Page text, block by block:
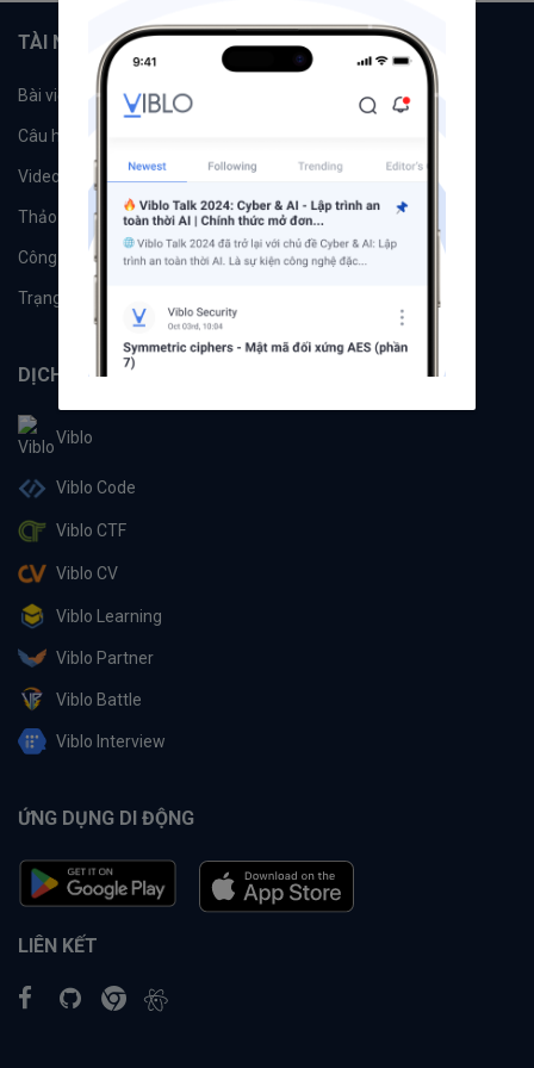
TÀI NGUYÊN
Bài viết
Câu hỏi
Videos Tác giả
Thảo luận Đề xuất hệ thống
Công cụ Machine Learning
Trạng thái hệ thống
DỊCH VỤ
Viblo
Viblo Code
Viblo CTF
Viblo CV
Viblo Learning
Viblo Partner
Viblo Battle
Viblo Interview
ỨNG DỤNG DI ĐỘNG
LIÊN KẾT